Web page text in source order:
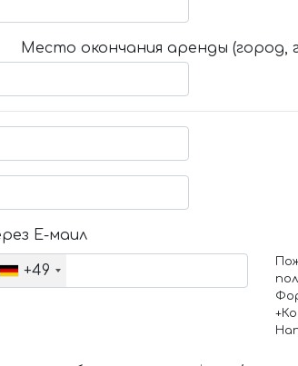
Место окончания аренды (город,
Е-маил
+49